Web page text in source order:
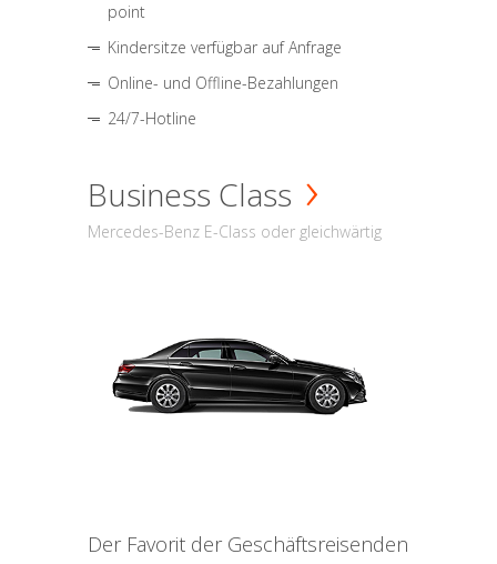
point
Kindersitze verfügbar auf Anfrage
Online- und Offline-Bezahlungen
24/7-Hotline
Business Class
Mercedes-Benz E-Class oder gleichwärtig
Der Favorit der Geschäftsreisenden